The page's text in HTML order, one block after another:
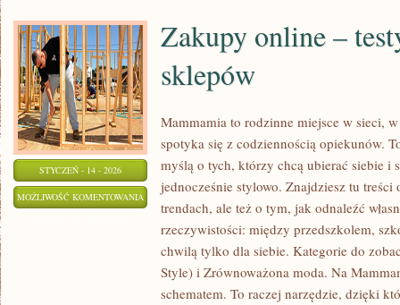
STYCZEŃ - 14 - 2026
MOŻLIWOŚĆ KOMENTOWANIA ZAKUPY
Zakupy online –
sklepów
Mammamia to rodzinne miejsce w sieci,
spotyka się z codziennością opiekunów.
myślą o tych, którzy chcą ubierać siebie i
jednocześnie stylowo. Znajdziesz tu
trendach, ale też o tym, jak odnaleźć
rzeczywistości: między przedszkolem,
chwilą tylko dla siebie. Kategorie do
Style) i Zrównoważona moda. Na
schematem. To raczej narzędzie, dzięki